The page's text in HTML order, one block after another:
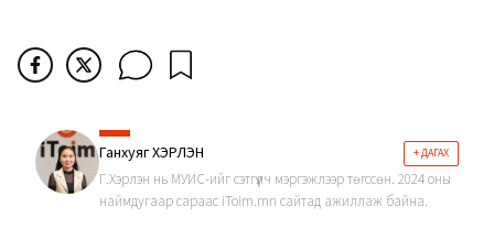
Ганхуяг ХЭРЛЭН + ДАГАХ
Г.Хэрлэн нь МУИС-ийг сэтгүүлч мэргэжлээр төгссөн. 2024 оны
наймдугаар сараас iToim.mn сайтад ажиллаж байна.